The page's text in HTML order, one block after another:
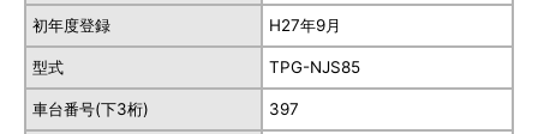
初年度登録 H27年9月
型式 TPG-NJS85
車台番号(下3桁) 397